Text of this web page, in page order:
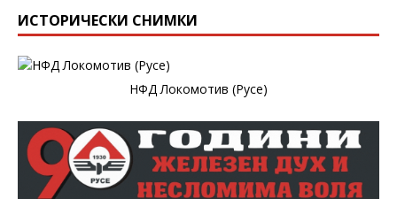
ИСТОРИЧЕСКИ СНИМКИ
НФД Локомотив (Русе)